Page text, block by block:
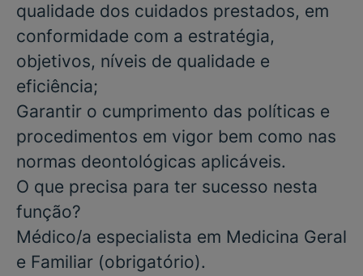
qualidade dos cuidados prestados, em
conformidade com a estratégia,
objetivos, níveis de qualidade e
eficiência;
Garantir o cumprimento das políticas e
procedimentos em vigor bem como nas
normas deontológicas aplicáveis.
O que precisa para ter sucesso nesta
função?
Médico/a especialista em Medicina Geral
e Familiar (obrigatório).